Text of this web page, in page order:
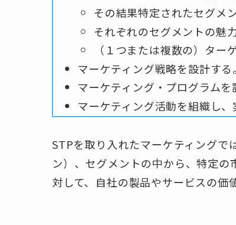
その結果特定されたセグメ
それぞれのセグメントの魅
（１つまたは複数の）ター
マーケティング戦略を設計する。
マーケティング・プログラムを
マーケティング活動を組織し、
STPを取り入れたマーケティングで
ン）、セグメントの中から、特定
対して、自社の製品やサービスの価